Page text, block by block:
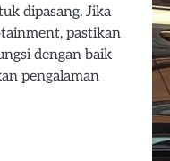
dipasang. Jika
pastikan
dengan baik
pengalaman